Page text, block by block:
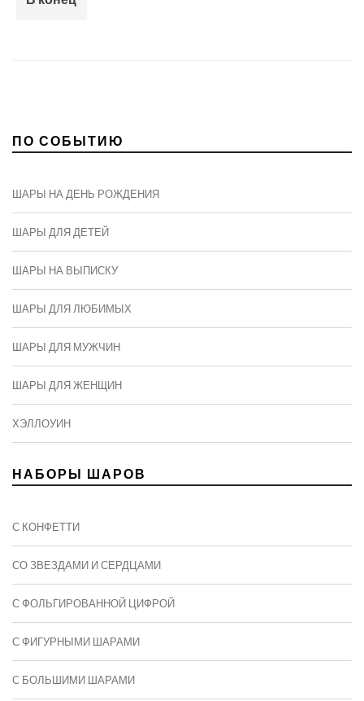
ПО СОБЫТИЮ
ШАРЫ НА ДЕНЬ РОЖДЕНИЯ
ШАРЫ ДЛЯ ДЕТЕЙ
ШАРЫ НА ВЫПИСКУ
ШАРЫ ДЛЯ ЛЮБИМЫХ
ШАРЫ ДЛЯ МУЖЧИН
ШАРЫ ДЛЯ ЖЕНЩИН
ХЭЛЛОУИН
НАБОРЫ ШАРОВ
С КОНФЕТТИ
СО ЗВЕЗДАМИ И СЕРДЦАМИ
С ФОЛЬГИРОВАННОЙ ЦИФРОЙ
С ФИГУРНЫМИ ШАРАМИ
C БОЛЬШИМИ ШАРАМИ